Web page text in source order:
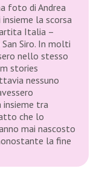
foto di Andrea
la scorsa
Italia –
Siro. In molti
nello stesso
stories
nessuno
tra
che lo
mai nascosto
la fine